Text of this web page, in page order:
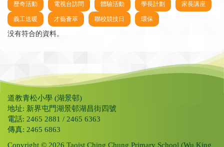
歷奇活動 電視台訪問 體驗活動 學長計劃 家長講座
義工送暖 才藝薈萃 聯校競技日 環保
没有符合的資料。
道教青松小學 (湖景邨)
地址: 新界屯門湖景邨湖昌街四號
電話: 2465 2881 / 2465 6363
傳真: 2465 6863
Copyright © 2026 Taoist Ching Chung Primary School (Wu King